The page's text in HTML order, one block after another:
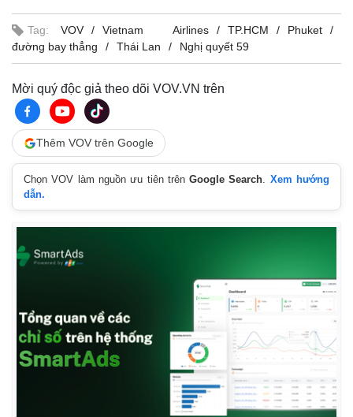
Tag: VOV Vietnam Airlines TP.HCM
Phuket
đường bay thẳng
Thái Lan Nghị quyết 59
Mời quý độc giả theo dõi VOV.VN trên
Thêm VOV trên Google
Chọn VOV làm nguồn ưu tiên trênGoogle Search. Xem hướng
dẫn.